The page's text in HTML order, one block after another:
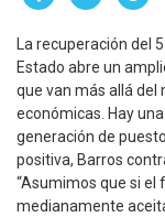
La recuperación del
Estado abre un
que van más allá
económicas. Hay
generación de
positiva, Barros
“Asumimos que si
medianamente